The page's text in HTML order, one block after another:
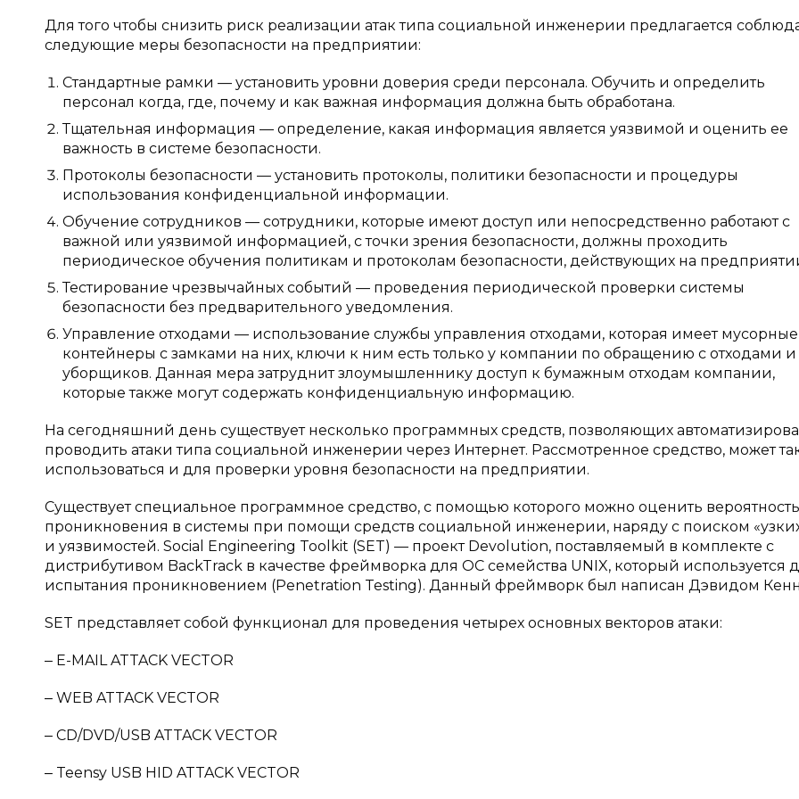
Для того чтобы снизить риск реализации атак типа социальной инженерии предлагается
следующие меры безопасности на предприятии:
Стандартные рамки — установить уровни доверия среди персонала. Обучить и определить
персонал когда, где, почему и как важная информация должна быть обработана.
Тщательная информация — определение, какая информация является уязвимой и оценить ее
важность в системе безопасности.
Протоколы безопасности — установить протоколы, политики безопасности и процедуры
использования конфиденциальной информации.
Обучение сотрудников — сотрудники, которые имеют доступ или непосредственно работают с
важной или уязвимой информацией, с точки зрения безопасности, должны проходить
периодическое обучения политикам и протоколам безопасности, действующих на
Тестирование чрезвычайных событий — проведения периодической проверки системы
безопасности без предварительного уведомления.
Управление отходами — использование службы управления отходами, которая имеет мусорные
контейнеры с замками на них, ключи к ним есть только у компании по обращению с отходами и
уборщиков. Данная мера затруднит злоумышленнику доступ к бумажным отходам компании,
которые также могут содержать конфиденциальную информацию.
На сегодняшний день существует несколько программных средств, позволяющих
проводить атаки типа социальной инженерии через Интернет. Рассмотренное средство, может
использоваться и для проверки уровня безопасности на предприятии.
Существует специальное программное средство, с помощью которого можно оценить вероятность
проникновения в системы при помощи средств социальной инженерии, наряду с поиском
и уязвимостей. Social Engineering Toolkit (SET) — проект Devolution, поставляемый в комплекте с
дистрибутивом BackTrack в качестве фреймворка для ОС семейства UNIX, который используется
испытания проникновением (Penetration Testing). Данный фреймворк был написан Дэвидом
SET представляет собой функционал для проведения четырех основных векторов атаки:
‒ E-MAIL ATTACK VECTOR
‒ WEB ATTACK VECTOR
‒ CD/DVD/USB ATTACK VECTOR
‒ Teensy USB HID ATTACK VECTOR